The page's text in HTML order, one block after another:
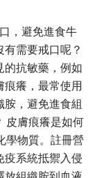
，避免進食牛
需要戒口呢？
的抗敏藥，例如
癢，最常使用
，避免進食組
皮膚痕癢是如何
學物質。註冊營
疫系統抵禦入侵